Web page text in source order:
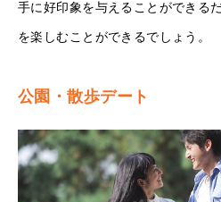
手に好印象を与えることができる
を楽しむことができるでしょう。
公園・散歩デート